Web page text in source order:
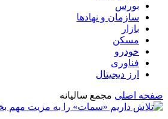
بورس
سازمان و نهادها
بازار
مسکن
خودرو
فناوری
ارز دیجیتال
صفحه اصلی مجمع سالیانه